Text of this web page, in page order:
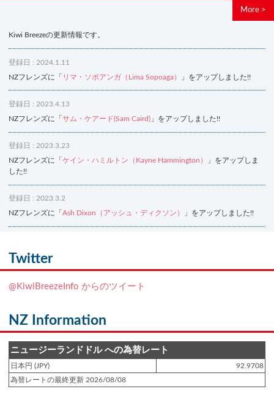
More >
Kiwi Breezeの更新情報です。
登録日 : 2024.1.11
NZフレンズに「 リマ・ソポアンガ（Lima Sopoaga） 」をアップしました!!
登録日 : 2023.4.13
NZフレンズに「 サム・ケアード(Sam Caird) 」をアップしました!!
登録日 : 2023.3.23
NZフレンズに「 ケイン・ハミルトン（Kayne Hammington）
」をアップしま
した!!
登録日 : 2023.3.2
NZフレンズに「 Ash Dixon（アッシュ・ディクソン） 」をアップしました!!
NZフレンズに「
登録日 : 2019.4.10
登録日 : 2019.2.28
NZクッキングに「ニュージーランド産キウイの酢の物
登録日 : 2019.2.4
Twitter
@KiwiBreezeInfo からのツイート
NZ Information
ニュージーランドドル への為替レート
日本円 (JPY)
92.9708
為替レートの最終更新 2026/08/08